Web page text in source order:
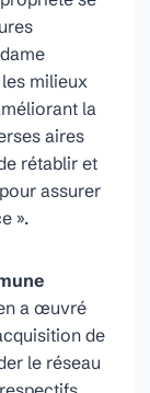
milieux
la
aires
rétablir et
assurer
».
a œuvré
de
le réseau